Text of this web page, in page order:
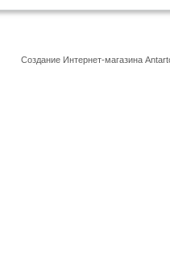
Создание Интернет-магазина